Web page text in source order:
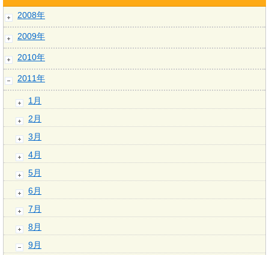
2008年
2009年
2010年
2011年
1月
2月
3月
4月
5月
6月
7月
8月
9月